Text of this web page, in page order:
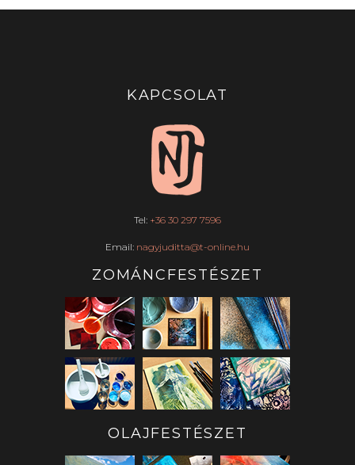
KAPCSOLAT
Tel: +36 30 297 7596
Email: nagyjuditta@t-online.hu
ZOMÁNCFESTÉSZET
OLAJFESTÉSZET